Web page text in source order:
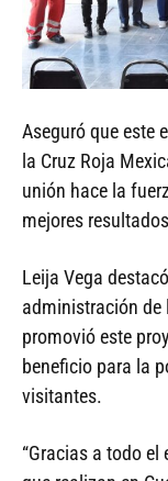
Aseguró que este
la Cruz Roja
unión hace la
mejores
Leija Vega
administración de
promovió este
beneficio para la
visitantes.
“Gracias a todo